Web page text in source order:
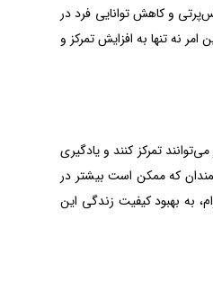
و کاهش توانایی فرد در
نه تنها به افزایش تمرکز و
تمرکز کنند و یادگیری
که ممکن است بیشتر در
به بهبود کیفیت زندگی این